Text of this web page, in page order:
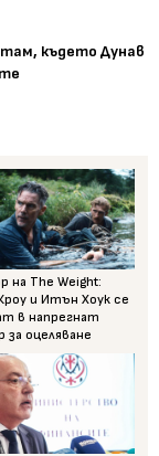
където Дунав
на The Weight:
и Итън Хоук се
в напрегнат
за оцеляване